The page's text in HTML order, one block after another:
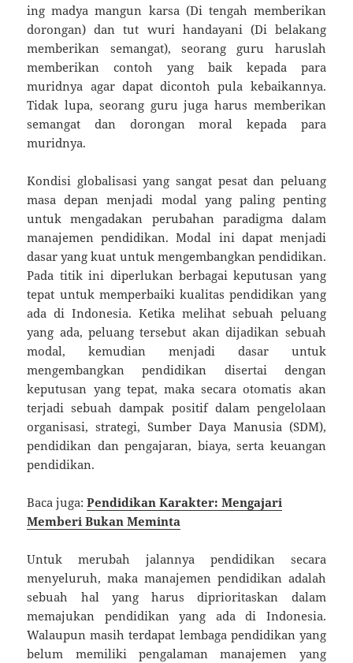
ing madya mangun karsa (Di tengah memberikan
dorongan) dan tut wuri handayani (Di belakang
memberikan semangat), seorang guru haruslah
memberikan contoh yang baik kepada para
muridnya agar dapat dicontoh pula kebaikannya.
Tidak lupa, seorang guru juga harus memberikan
semangat dan dorongan moral kepada para
muridnya.
Kondisi globalisasi yang sangat pesat dan peluang
masa depan menjadi modal yang paling penting
untuk mengadakan perubahan paradigma dalam
manajemen pendidikan. Modal ini dapat menjadi
dasar yang kuat untuk mengembangkan pendidikan.
Pada titik ini diperlukan berbagai keputusan yang
tepat untuk memperbaiki kualitas pendidikan yang
ada di Indonesia. Ketika melihat sebuah peluang
yang ada, peluang tersebut akan dijadikan sebuah
modal, kemudian menjadi dasar untuk
mengembangkan pendidikan disertai dengan
keputusan yang tepat, maka secara otomatis akan
terjadi sebuah dampak positif dalam pengelolaan
organisasi, strategi, Sumber Daya Manusia (SDM),
pendidikan dan pengajaran, biaya, serta keuangan
pendidikan.
Baca juga:Pendidikan Karakter: Mengajari
Memberi Bukan Meminta
Untuk merubah jalannya pendidikan secara
menyeluruh, maka manajemen pendidikan adalah
sebuah hal yang harus diprioritaskan dalam
memajukan pendidikan yang ada di Indonesia.
Walaupun masih terdapat lembaga pendidikan yang
belum memiliki pengalaman manajemen yang